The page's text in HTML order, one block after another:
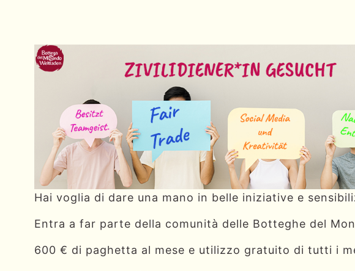
Hai voglia di dare una mano in belle iniziative e
Entra a far parte della comunità delle Botteghe del
600 € di paghetta al mese e utilizzo gratuito di tutti i